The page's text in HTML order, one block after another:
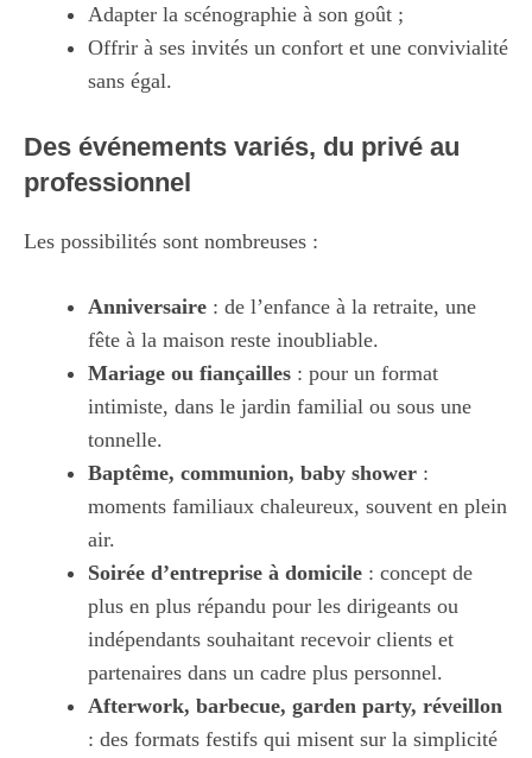
Adapter la scénographie à son goût ;
Offrir à ses invités un confort et une convivialité
sans égal.
Des événements variés, du privé au
professionnel
Les possibilités sont nombreuses :
Anniversaire : de l’enfance à la retraite, une
fête à la maison reste inoubliable.
Mariage ou fiançailles : pour un format
intimiste, dans le jardin familial ou sous une
tonnelle.
Baptême, communion, baby shower :
moments familiaux chaleureux, souvent en plein
air.
Soirée d’entreprise à domicile : concept de
plus en plus répandu pour les dirigeants ou
indépendants souhaitant recevoir clients et
partenaires dans un cadre plus personnel.
Afterwork, barbecue, garden party, réveillon
: des formats festifs qui misent sur la simplicité